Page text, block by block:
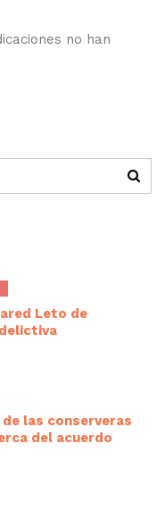
no han
Leto de
las conserveras
del acuerdo